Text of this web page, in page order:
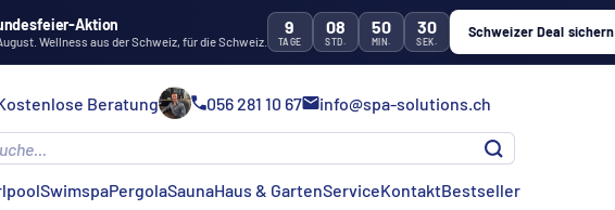
Aktion
Wellness aus der Schweiz, für die Schweiz.
9
TAGE
08
STD.
50
MIN.
29
SEK.
Schweizer Deal sichern
Beratung 056 281 10 67 info@spa-solutions.ch
SwimspaPergolaSaunaHaus & GartenServiceKontaktBestseller